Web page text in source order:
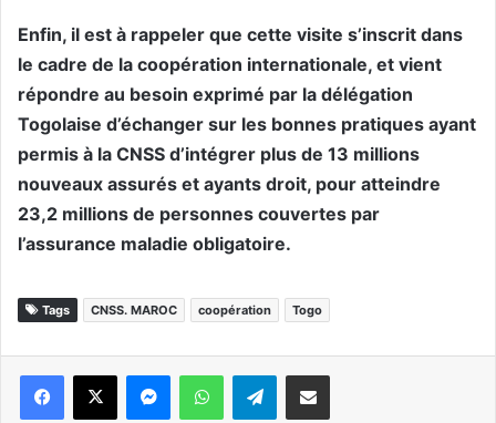
Enfin, il est à rappeler que cette visite s’inscrit dans
le cadre de la coopération internationale, et vient
répondre au besoin exprimé par la délégation
Togolaise d’échanger sur les bonnes pratiques ayant
permis à la CNSS d’intégrer plus de 13 millions
nouveaux assurés et ayants droit, pour atteindre
23,2 millions de personnes couvertes par
l’assurance maladie obligatoire.
Tags CNSS. MAROC coopération Togo
WhatsApp Telegram